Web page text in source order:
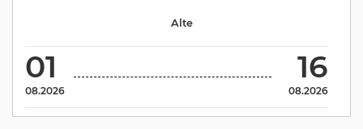
01
08.2026
16
08.2026
Alte